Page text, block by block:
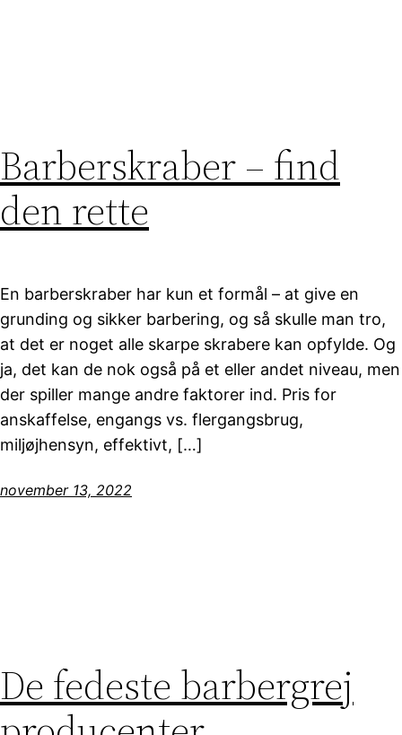
Barberskraber – find
den rette
En barberskraber har kun et formål – at give en
grunding og sikker barbering, og så skulle man tro,
at det er noget alle skarpe skrabere kan opfylde. Og
ja, det kan de nok også på et eller andet niveau, men
der spiller mange andre faktorer ind. Pris for
anskaffelse, engangs vs. flergangsbrug,
miljøjhensyn, effektivt, […]
november 13, 2022
De fedeste barbergrej